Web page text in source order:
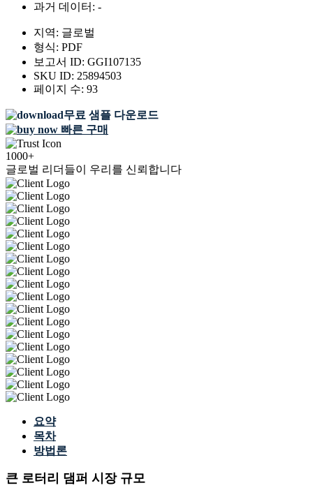
과거 데이터: -
지역: 글로벌
형식: PDF
보고서 ID: GGI107135
SKU ID: 25894503
페이지 수: 93
무료 샘플 다운로드
빠른 구매
1000+
글로벌 리더들이 우리를 신뢰합니다
요약
목차
방법론
큰 로터리 댐퍼 시장 규모